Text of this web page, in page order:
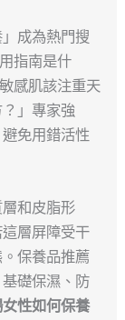
成為熱門搜
指南是什
感肌該注重天
」專家強
免用錯活性
和皮脂形
層屏障受干
保養品推薦
礎保濕、防
性如何保養